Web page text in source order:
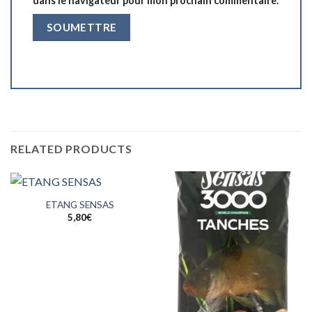
RELATED PRODUCTS
ETANG SENSAS
5,80€